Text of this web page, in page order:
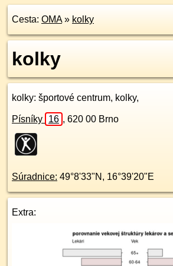
Cesta: OMA» kolky
kolky
kolky: športové centrum, kolky,
Písníky 16 , 620 00 Brno
Súradnice: 49°8'33"N , 16°39'20"E
Extra: